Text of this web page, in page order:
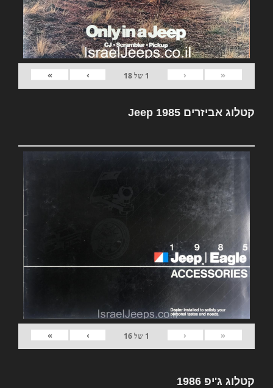
«
‹
1 של18
›
»
קטלוג אביזרים Jeep 1985
«
‹
1 של16
›
»
קטלוג ג'יפ 1986